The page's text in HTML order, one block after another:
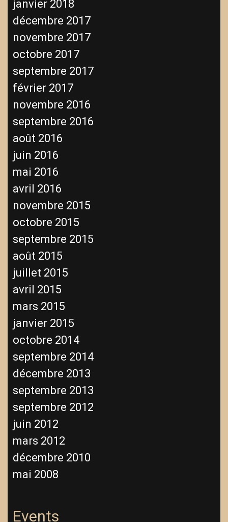
janvier 2018
décembre 2017
novembre 2017
octobre 2017
septembre 2017
février 2017
novembre 2016
septembre 2016
août 2016
juin 2016
mai 2016
avril 2016
novembre 2015
octobre 2015
septembre 2015
août 2015
juillet 2015
avril 2015
mars 2015
janvier 2015
octobre 2014
septembre 2014
décembre 2013
septembre 2013
septembre 2012
juin 2012
mars 2012
décembre 2010
mai 2008
Events